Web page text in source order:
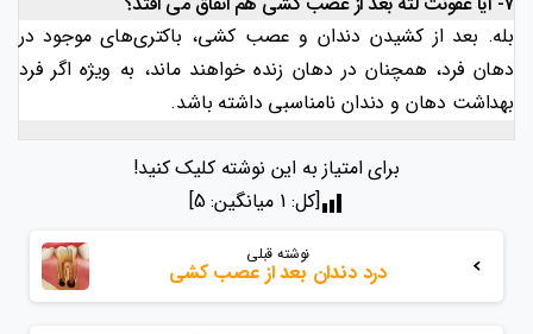
بله. بعد از کشیدن دندان و عصب کشی، باکتری‌های موجود در
دهان فرد، همچنان در دهان زنده خواهند ماند، به ویژه اگر فرد
بهداشت دهان و دندان نامناسبی داشته باشد.
برای امتیاز به این نوشته کلیک کنید!
[کل:1 میانگین: 5
]
بخوانید
نوشته قبلی
درد دندان بعد از عصب کشی